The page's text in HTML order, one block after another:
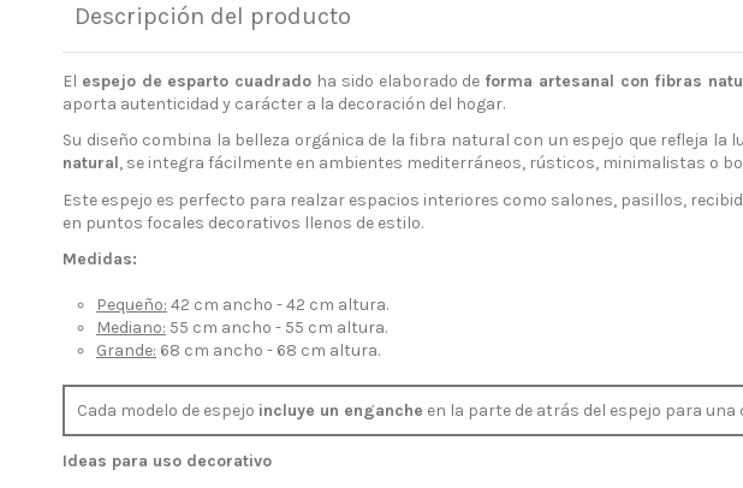
Descripción del producto
El espejo de esparto cuadrado ha sido elaborado de forma artesanal con fibras
aporta autenticidad y carácter a la decoración del hogar.
Su diseño combina la belleza orgánica de la fibra natural con un espejo que refleja
natural, se integra fácilmente en ambientes mediterráneos, rústicos, minimalistas o
Este espejo es perfecto para realzar espacios interiores como salones, pasillos,
en puntos focales decorativos llenos de estilo.
Medidas:
Pequeño: 42 cm ancho - 42 cm altura.
Mediano: 55 cm ancho - 55 cm altura.
Grande: 68 cm ancho - 68 cm altura.
Cada modelo de espejo incluye un enganche en la parte de atrás del espejo para
Ideas para uso decorativo